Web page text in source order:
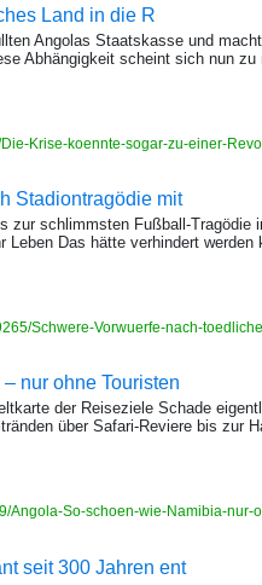
Land in die R
Angolas Staatskasse und
Abhängigkeit scheint sich nun zu
Krise-koennte-sogar-zu-einer-
Stadiontragödie mit
zur schlimmsten Fußball-Tragödie
Leben Das hätte verhindert werden
Schwere-Vorwuerfe-nach-
nur ohne Touristen
der Reiseziele Schade
über Safari-Reviere bis zur
Angola-So-schoen-wie-Namibia-nur-
seit 300 Jahren ent